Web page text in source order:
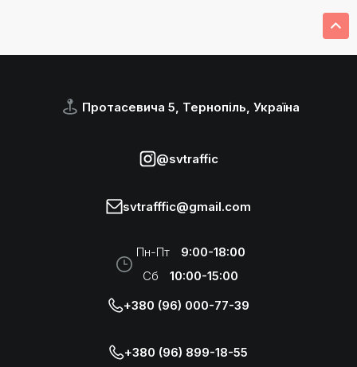
Протасевича 5, Тернопіль, Україна
@svtraffic
svtrafffic@gmail.com
Пн-Пт
9:00-18:00
Сб
10:00-15:00
+380 (96) 000-77-39
+380 (96) 899-18-55